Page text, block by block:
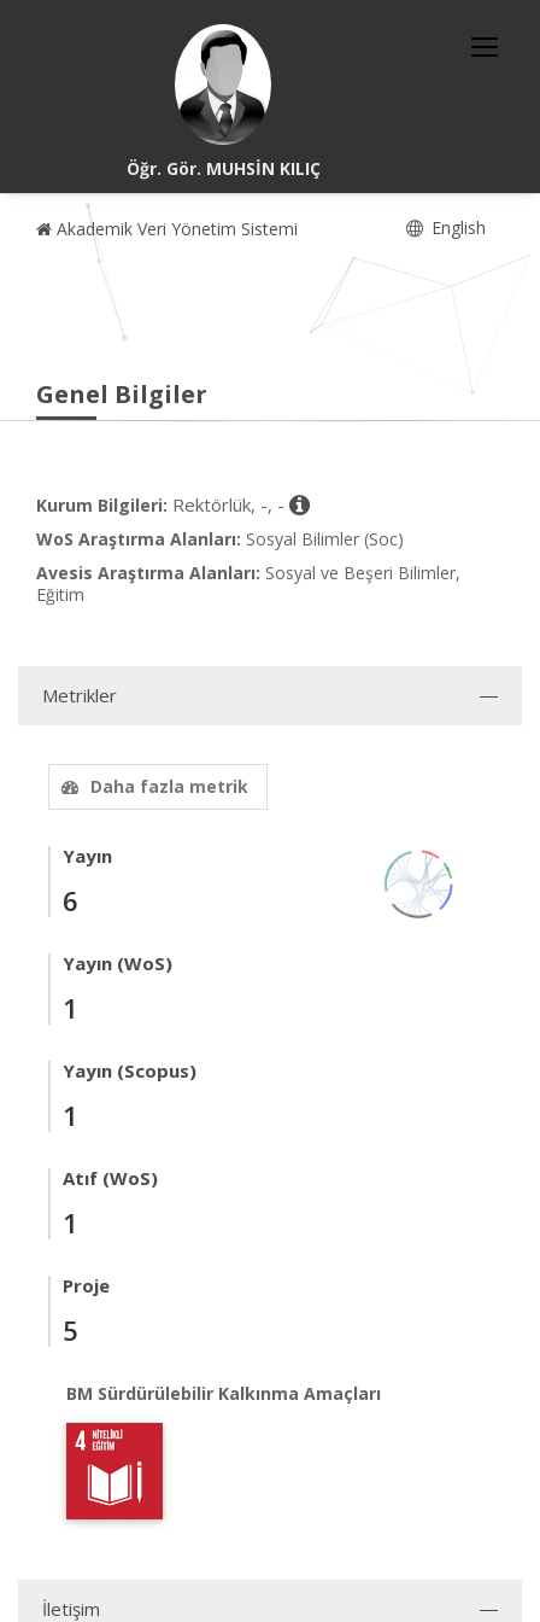
Öğr. Gör. MUHSİN KILIÇ
Akademik Veri Yönetim Sistemi English
Genel Bilgiler
Kurum Bilgileri: Rektörlük, -, -
WoS Araştırma Alanları: Sosyal Bilimler (Soc)
Avesis Araştırma Alanları: Sosyal ve Beşeri Bilimler,
Eğitim
Metrikler
Daha fazla metrik
Yayın
6
Yayın (WoS)
1
Yayın (Scopus)
1
Atıf (WoS)
1
Proje
5
BM Sürdürülebilir Kalkınma Amaçları
İletişim